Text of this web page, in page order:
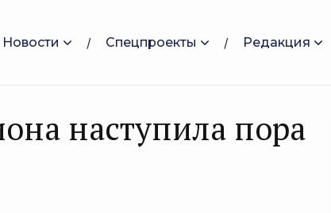
Новости Спецпроекты Редакция
наступила пора